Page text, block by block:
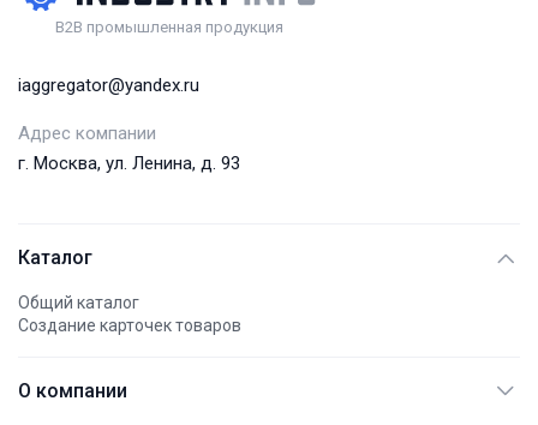
B2B промышленная продукция
iaggregator@yandex.ru
Адрес компании
г. Москва, ул. Ленина, д. 93
Каталог
Общий каталог
Создание карточек товаров
О компании